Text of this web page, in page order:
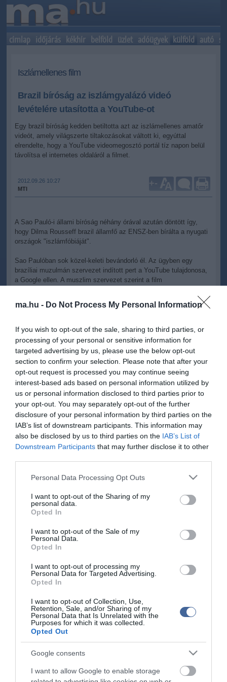
ma.hu - Do Not Process My Personal Information
If you wish to opt-out of the sale, sharing to third parties, or
processing of your personal or sensitive information for
targeted advertising by us, please use the below opt-out
section to confirm your selection. Please note that after your
opt-out request is processed you may continue seeing
interest-based ads based on personal information utilized by
us or personal information disclosed to third parties prior to
your opt-out. You may separately opt-out of the further
disclosure of your personal information by third parties on the
IAB’s list of downstream participants. This information may
also be disclosed by us to third parties on the IAB’s List of
Downstream Participants that may further disclose it to other
Please note that this website/app uses one or more Google
not limited to your visit or usage behaviour. You may click to
grant or deny consent to Google and its third-party tags to
use your data for below specified purposes in below Google
consent section.
Personal Data Processing Opt Outs
I want to opt-out of the Sharing of my
personal data.
Opted In
I want to opt-out of the Sale of my
Personal Data.
Opted In
I want to opt-out of processing my
Personal Data for Targeted Advertising.
Opted In
I want to opt-out of Collection, Use,
Retention, Sale, and/or Sharing of my
Personal Data that Is Unrelated with the
Purposes for which it was collected.
Opted Out
Google consents
I want to allow Google to enable storage
címlap időjárás kékhír belföld üzlet adóügyek külföld autó
Iszlámellenes film
Brazil bíróság az iszlámgyalázó videó
levételére utasította a YouTube-ot
Egy brazil bíróság kedden betiltotta azt az iszlámellenes amatőr
videót, amely világszerte tiltakozásokat váltott ki, egyúttal
elrendelte, hogy a YouTube videomegosztó portál tíz napon belül
távolítsa el internetes oldaláról a filmet.
2012.09.26 10:27
MTI
+-
A Sao Pauló-i állami bíróság néhány órával azután döntött így,
hogy Dilma Rousseff brazil államfő az ENSZ-ben bírálta a nyugati
országok "iszlámfóbiáját".
Sao Paulóban sok közel-keleti bevándorló él. Az ügyben egy
brazíliai muzulmán szervezet indított pert a YouTube tulajdonosa,
a Google ellen. A muszlim szervezet szerint a film
Kapcsolódó írások:
Egyiptomban bíróság elé állítják azt az iszlamistát, aki
összetépett egy Bibliát
Irán bojkottálhatja az Oscar-díjat
Az iráni elnök elítélte a videót és az erőszakot is
tartalmazzák.
Kérjük, kulturáltan, mások személyiségi jogainak és jó hírnevének tiszteletben
tartásával kommenteljenek!
ma.hu legfrissebb hírei:
Nagy erőkkel keresik a szomjazó gólyát megmentő
Magyar Péter: átfogó energiafejlesztési tervet fogadott el a
kormány
Kenyában bezzeg minden zöldebb
bukkant elő a Dunából
A Tisza-frakció kezdeményezte, hogy jövő kedden legyen
az államfőválasztás